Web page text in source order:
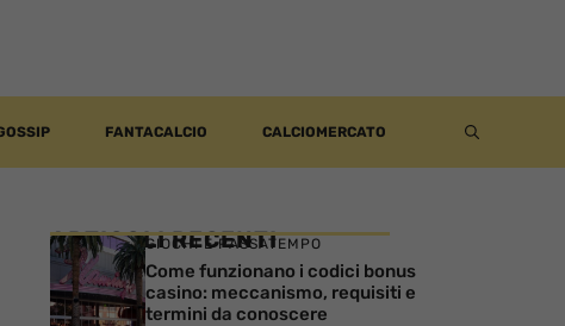
FANTACALCIO CALCIOMERCATO
ARTICOLI RECENTI
GIOCHI E PASSATEMPO
Come funzionano i codici bonus
casino: meccanismo, requisiti e
termini da conoscere